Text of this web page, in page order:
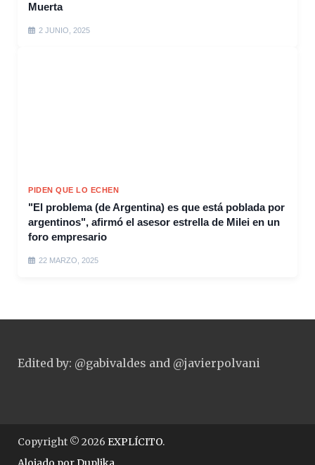
Muerta
2 JUNIO, 2025
PIDEN QUE LO ECHEN
"El problema (de Argentina) es que está poblada por
argentinos", afirmó el asesor estrella de Milei en un
foro empresario
22 MARZO, 2025
Edited by: @gabivaldes and @javierpolvani
Copyright © 2026 EXPLÍCITO.